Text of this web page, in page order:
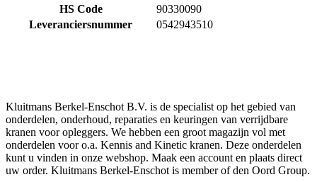
HS Code
90330090
Leveranciersnummer
0542943510
Kluitmans Berkel-Enschot B.V. is de specialist op het gebied van
onderdelen, onderhoud, reparaties en keuringen van verrijdbare
kranen voor opleggers. We hebben een groot magazijn vol met
onderdelen voor o.a. Kennis and Kinetic kranen. Deze onderdelen
kunt u vinden in onze webshop. Maak een account en plaats direct
uw order. Kluitmans Berkel-Enschot is member of den Oord Group.